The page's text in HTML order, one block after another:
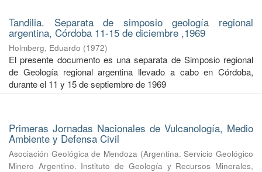
Tandilia. Separata de simposio geología regional
argentina, Córdoba 11-15 de diciembre ,1969
Holmberg, Eduardo (1972)
El presente documento es una separata de Simposio regional
de Geología regional argentina llevado a cabo en Córdoba,
durante el 11 y 15 de septiembre de 1969
Primeras Jornadas Nacionales de Vulcanología, Medio
Ambiente y Defensa Civil
Asociación Geológica de Mendoza (Argentina. Servicio Geológico
Minero Argentino. Instituto de Geología y Recursos Minerales,